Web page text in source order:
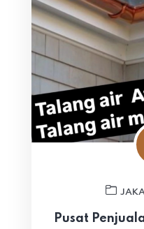
Pusat